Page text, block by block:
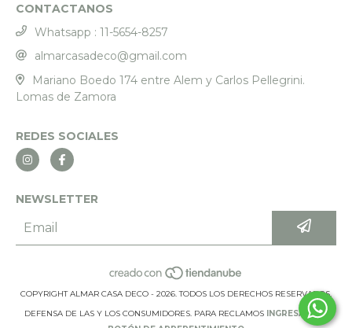
CONTACTANOS
Whatsapp : 11-5654-8257
almarcasadeco@gmail.com
Mariano Boedo 174 entre Alem y Carlos Pellegrini.
Lomas de Zamora
REDES SOCIALES
NEWSLETTER
COPYRIGHT ALMAR CASA DECO - 2026. TODOS LOS DERECHOS RESERVADOS.
DEFENSA DE LAS Y LOS CONSUMIDORES. PARA RECLAMOS INGRESÁ ACÁ.